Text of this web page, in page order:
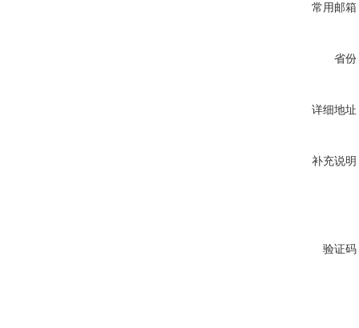
常用邮箱
省份
详细地址
补充说明
验证码